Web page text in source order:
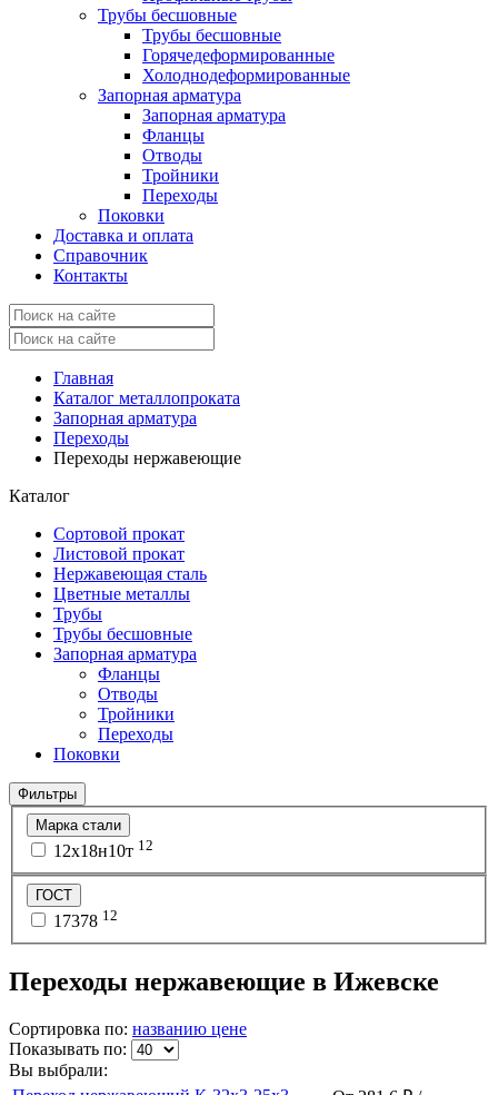
Трубы бесшовные
Трубы бесшовные
Горячедеформированные
Холоднодеформированные
Запорная арматура
Запорная арматура
Фланцы
Отводы
Тройники
Переходы
Поковки
Доставка и оплата
Справочник
Контакты
Главная
Каталог металлопроката
Запорная арматура
Переходы
Переходы нержавеющие
Каталог
Сортовой прокат
Листовой прокат
Нержавеющая сталь
Цветные металлы
Трубы
Трубы бесшовные
Запорная арматура
Фланцы
Отводы
Тройники
Переходы
Поковки
Фильтры
Марка стали
12х18н10т 12
ГОСТ
17378 12
Переходы нержавеющие в Ижевске
Сортировка по: названию цене
Показывать по:
Вы выбрали: